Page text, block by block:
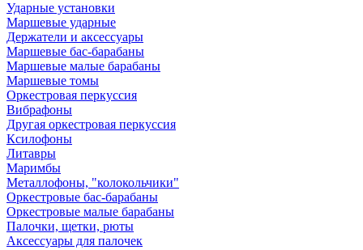
Ударные установки
Маршевые ударные
Держатели и аксессуары
Маршевые бас-барабаны
Маршевые малые барабаны
Маршевые томы
Оркестровая перкуссия
Вибрафоны
Другая оркестровая перкуссия
Ксилофоны
Литавры
Маримбы
Металлофоны, "колокольчики"
Оркестровые бас-барабаны
Оркестровые малые барабаны
Палочки, щетки, рюты
Аксессуары для палочек